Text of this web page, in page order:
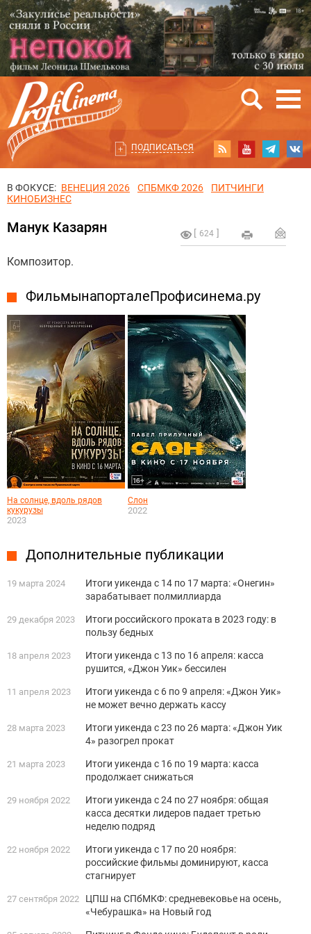
ПОДПИСАТЬСЯ
В ФОКУСЕ: ВЕНЕЦИЯ 2026 СПБМКФ 2026
ПИТЧИНГИ
КИНОБИЗНЕС
624
Манук Казарян
Композитор.
Фильмы на портале Профисинема.ру
На солнце, вдоль рядов
кукурузы
2023
Слон
2022
Дополнительные публикации
19 марта 2024
Итоги уикенда с 14 по 17 марта: «Онегин»
зарабатывает полмиллиарда
29 декабря 2023
Итоги российского проката в 2023 году: в
пользу бедных
18 апреля 2023
Итоги уикенда с 13 по 16 апреля: касса
рушится, «Джон Уик» бессилен
11 апреля 2023
Итоги уикенда с 6 по 9 апреля: «Джон Уик»
не может вечно держать кассу
28 марта 2023
Итоги уикенда с 23 по 26 марта: «Джон Уик
4» разогрел прокат
21 марта 2023
Итоги уикенда с 16 по 19 марта: касса
продолжает снижаться
29 ноября 2022
Итоги уикенда с 24 по 27 ноября: общая
касса десятки лидеров падает третью
неделю подряд
22 ноября 2022
Итоги уикенда с 17 по 20 ноября:
российские фильмы доминируют, касса
стагнирует
27 сентября 2022
ЦПШ на СПбМКФ: средневековье на осень,
«Чебурашка» на Новый год